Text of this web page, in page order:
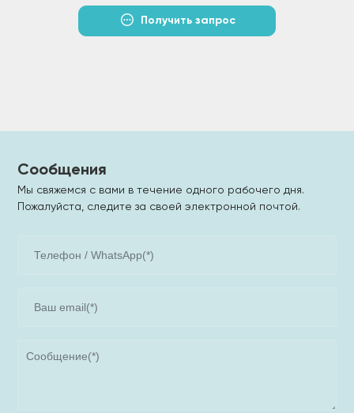
Получить запрос
Сообщения
Мы свяжемся с вами в течение одного рабочего дня.
Пожалуйста, следите за своей электронной почтой.